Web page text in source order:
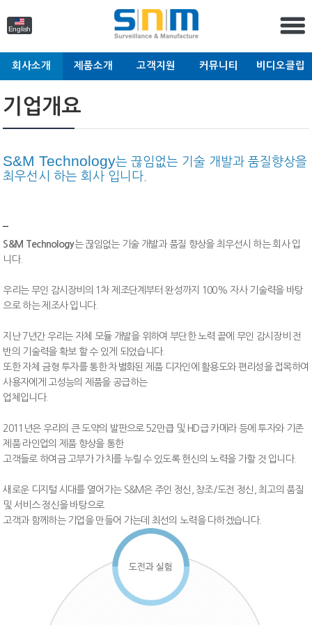
English
회사소개 제품소개 고객지원 커뮤니티 비디오클립
기업개요
S&M Technology는 끊임없는 기술 개발과 품질향상을
최우선시 하는 회사 입니다.
S&M Technology는 끊임없는 기술 개발과 품질 향상을 최우선시 하는 회사 입
니다.
우리는 무인 감시장비의 1차 제조단계부터 완성까지 100% 자사 기술력을 바탕
으로 하는 제조사 입니다.
지난 7년간 우리는 자체 모듈 개발을 위하여 부단한 노력 끝에 무인 감시장비 전
반의 기술력을 확보 할 수 있게 되었습니다.
또한 자체 금형 투자를 통한 차별화된 제품 디자인에 활용도와 편리성을 접목하여
사용자에게 고성능의 제품을 공급하는
업체입니다.
2011년은 우리의 큰 도약의 발판으로 52만큽 및 HD급 카메라 등에 투자와 기존
제품 라인업의 제품 향상을 통한
고객들로 하여금 고부가 가치를 누릴 수 있도록 헌신의 노력을 가할 것 입니다.
새로운 디지털 시대를 열어가는 S&M은 주인 정신, 창조/도전 정신, 최고의 품질
및 서비스 정신을 바탕으로
고객과 함께하는 기업을 만들어 가는데 최선의 노력을 다하겠습니다.